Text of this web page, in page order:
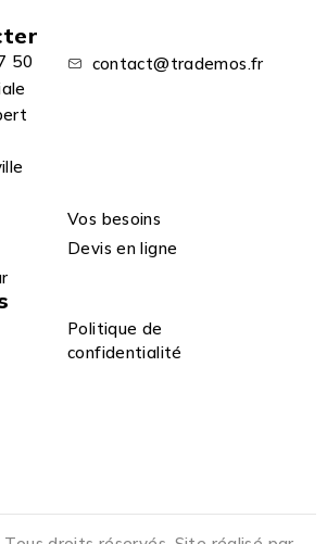
50
contact@trademos.fr
Vos besoins
Devis en ligne
Politique de
confidentialité